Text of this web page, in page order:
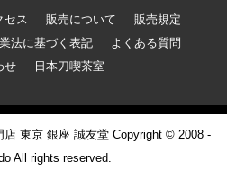
セス 販売について
販売規定
法に基づく表記
よくある質問
せ
日本刀喫茶室
店 東京 銀座 誠友堂 Copyright © 2008 -
All rights reserved.